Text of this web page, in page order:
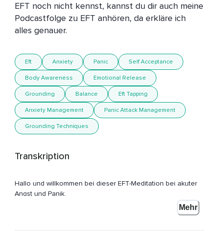
EFT noch nicht kennst, kannst du dir auch meine
Podcastfolge zu EFT anhören, da erkläre ich
alles genauer.
Eft Anxiety Panic Self Acceptance
Body Awareness Emotional Release
Grounding Balance Eft Tapping
Anxiety Management Panic Attack Management
Grounding Techniques
Transkription
Hallo und willkommen bei dieser EFT-Meditation bei akuter
Angst und Panik.
Mehr